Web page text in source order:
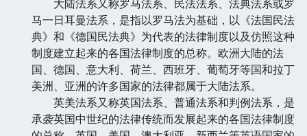
大陆法系又称罗马法系、民法法系、法典法系或罗
马一日耳曼法系，是指以罗马法为基础，以《法国民法
典》和《德国民法典》为代表的法律制度以及仿照这种
制度建立起来的各国法律制度的总称。欧洲大陆的法
国、德国、意大利、荷兰、西班牙、葡萄牙等国和拉丁
美洲、亚洲的许多国家的法律都属于大陆法系。
英美法系又称英国法系、普通法系和判例法系，是
承袭英国中世纪的法律传统而发展起来的各国法律制度